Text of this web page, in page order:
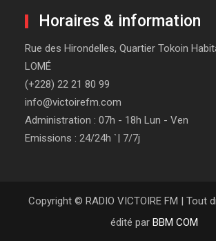
Horaires & information
Rue des Hirondelles, Quartier Tokoin
LOMÉ
(+228) 22 21 80 99
info@victoirefm.com
Administration : 07h - 18h Lun - Ven
Emissions : 24/24h `| 7/7j
Copyright © RADIO VICTOIRE FM | Tout
édité parBBM COM